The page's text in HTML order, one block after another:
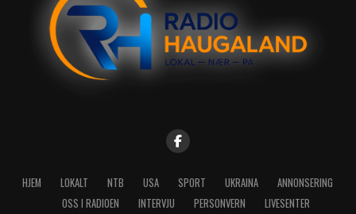
HJEM LOKALT NTB USA SPORT UKRAINA
ANNONSERING
OSS I RADIOEN
INTERVJU PERSONVERN LIVESENTER